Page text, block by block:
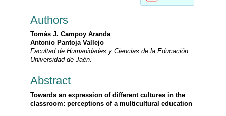
Authors
Tomás J. Campoy Aranda
Antonio Pantoja Vallejo
Facultad de Humanidades y Ciencias de la Educación.
Universidad de Jaén.
Abstract
Towards an expression of different cultures in the
classroom: perceptions of a multicultural education